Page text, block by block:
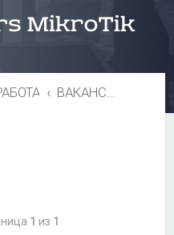
ВАКАНСИИ
1 из 1